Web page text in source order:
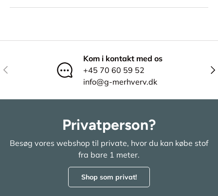
Tidligere
Kom i kontakt med os
+45 70 60 59 52
info@g-merhverv.dk
Privatperson?
Besøg vores webshop til private, hvor du kan købe stof
fra bare 1 meter.
Shop som privat!